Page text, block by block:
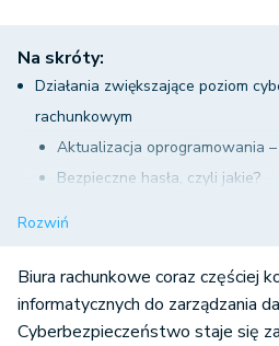
Na skróty:
Działania zwiększające poziom
rachunkowym
Aktualizacja oprogramowania
Bezpieczne hasła, czyli jakie?
biuro jest otwarte dla klientów!
Dostosowanie uprawnień oraz
Ufaj, ale sprawdzaj – czyli
Rozwiń
Biura rachunkowe coraz częściej
informatycznych do zarządzania
Cyberbezpieczeństwo staje się